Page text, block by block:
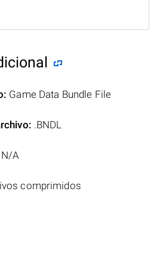
Game Data Bundle File
.BNDL
N/A
comprimidos